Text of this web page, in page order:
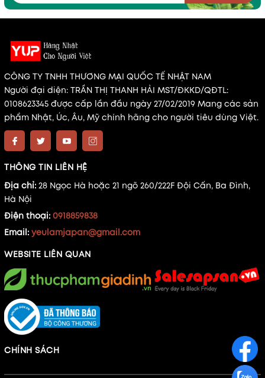
CÔNG TY TNHH THƯƠNG MẠI QUỐC TẾ NHẬT NAM
Người đại diện: TRẦN THỊ THANH HẢI MST/ĐKKD/QĐTL:
0108623345 được cấp lần đầu ngày 27/02/2019 Mang các sản
phẩm Nhật, Úc, Âu, Mỹ chính hãng cho người tiêu dùng Việt.
THÔNG TIN LIÊN HỆ
Địa chỉ: 28 Ngọc Hà hoặc 21 ngõ 260/222F Đội Cấn, Ba Đình,
Hà Nội
Điện thoại: 0918859838
Email: yeulamjapan@gmail.com
WEBSITE LIÊN QUAN
CHÍNH SÁCH